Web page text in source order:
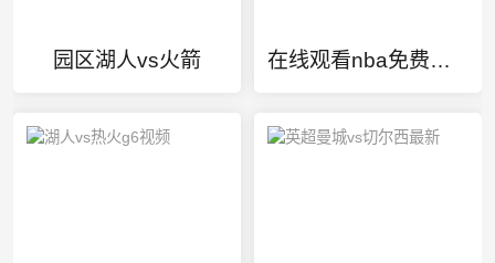
园区湖人vs火箭 在线观看nba免费直播视频高清